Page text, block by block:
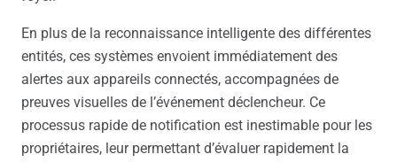
En plus de la reconnaissance intelligente des différentes
entités, ces systèmes envoient immédiatement des
alertes aux appareils connectés, accompagnées de
preuves visuelles de l’événement déclencheur. Ce
processus rapide de notification est inestimable pour les
propriétaires, leur permettant d’évaluer rapidement la